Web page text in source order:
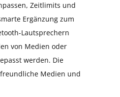
Zeitlimits und
Ergänzung zum
Lautsprechern
von Medien oder
werden. Die
Medien und